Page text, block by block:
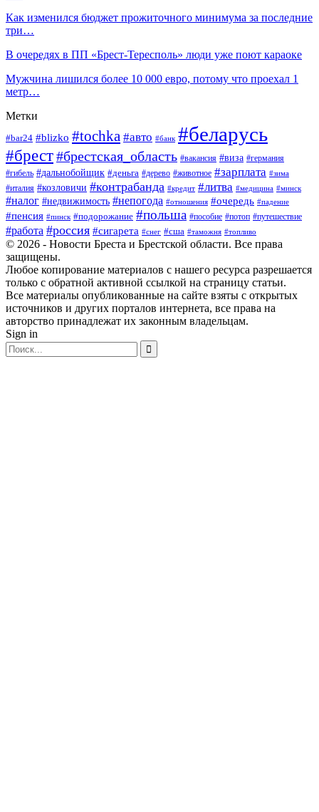
Как изменился бюджет прожиточного минимума за последние
три…
В очередях в ПП «Брест-Тересполь» люди уже поют караоке
Мужчина лишился более 10 000 евро, потому что проехал 1
метр…
Метки
#bar24 #blizko #tochka #авто #банк #беларусь
#брест#брестская_область #вакансия #виза #германия
#гибель #дальнобойщик #деньга #дерево #животное #зарплата #зима
#италия #козловичи #контрабанда #кредит #литва #медицина #минск
#налог #недвижимость #непогода #отношения #очередь #падение
#пенсия #пинск #подорожание #польша #пособие #потоп #путешествие
#работа #россия #сигарета #снег #сша #таможня #топливо
© 2026 - Новости Бреста и Брестской области. Все права
защищены.
Любое копирование материалов с нашего ресурса разрешается
только с обратной активной ссылкой на страницу статьи.
Все материалы опубликованные на сайте взяты с открытых
источников и других порталов интернета, все права на
авторство принадлежат их законным владельцам.
Sign in